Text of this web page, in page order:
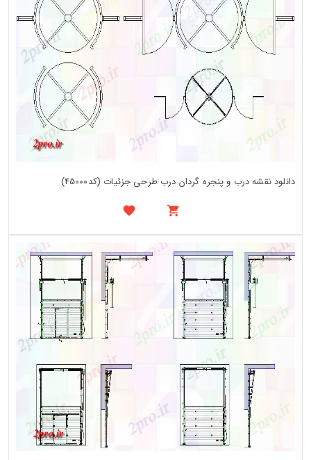
دانلود نقشه درب و پنجره گردان درب طرحی جزئیات (کد45000)